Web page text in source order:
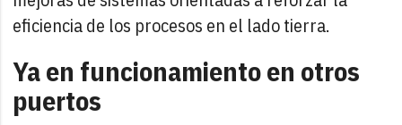
eficiencia de los procesos en el lado tierra.
Ya en funcionamiento en otros
puertos